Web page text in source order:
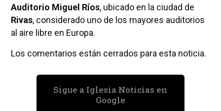
Auditorio Miguel Ríos, ubicado en la ciudad de
Rivas, considerado uno de los mayores auditorios
al aire libre en Europa.
Los comentarios están cerrados para esta noticia.
Sigue a Iglesia Noticias en
Google